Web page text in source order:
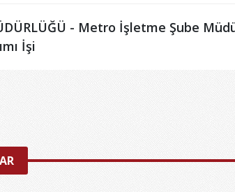
- Metro İşletme Şube
İşi